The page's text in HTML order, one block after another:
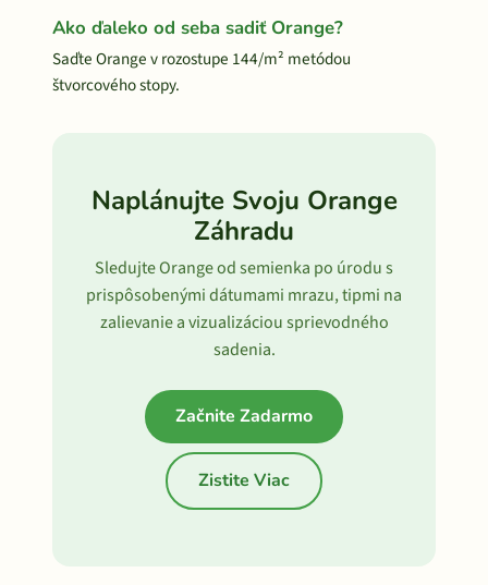
Ako ďaleko od seba sadiť Orange?
Saďte Orange v rozostupe 144/m² metódou
štvorcového stopy.
Naplánujte Svoju Orange
Záhradu
Sledujte Orange od semienka po úrodu s
prispôsobenými dátumami mrazu, tipmi na
zalievanie a vizualizáciou sprievodného
sadenia.
Začnite Zadarmo
Zistite Viac